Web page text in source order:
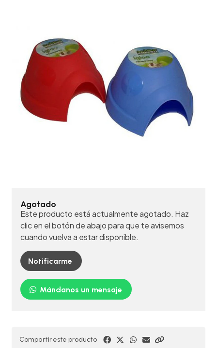
Agotado
Este producto está actualmente agotado. Haz
clic en el botón de abajo para que te avisemos
cuando vuelva a estar disponible.
Notificarme
Mándanos un mensaje
Compartir este producto